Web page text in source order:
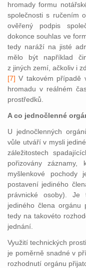
hromady formu
společnosti s ručením
ověřený podpis
dokonce souhlas ve
tedy naráží na jisté
mělo být například
z jiných zemí, ačkoliv i
[7] V takovém případě
hromadu v reálném
prostředků.
A co jednočlenné
U jednočlenných
vůle utváří v mysli
záležitostech
pořizovány
myšlenkové pochody
postavení jediného
právnické osoby).
jediného člena orgánu
tedy na takovéto
jednání.
Využití technických
je poměrně snadné v
rozhodnutí orgánu